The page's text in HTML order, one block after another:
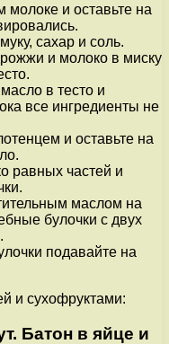
молоке и оставьте на
сахар и соль.
и молоко в миску
в тесто и
все ингредиенты не
и оставьте на
равных частей и
маслом на
булочки с двух
подавайте на
и сухофруктами:
Батон в яйце и